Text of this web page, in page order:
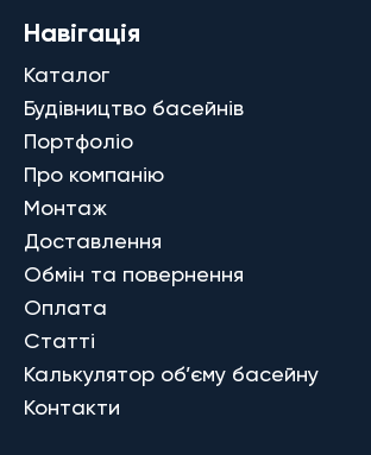
Навігація
Каталог
Будівництво басейнів
Портфоліо
Про компанію
Монтаж
Доставлення
Обмін та повернення
Оплата
Статті
Калькулятор об’єму басейну
Контакти